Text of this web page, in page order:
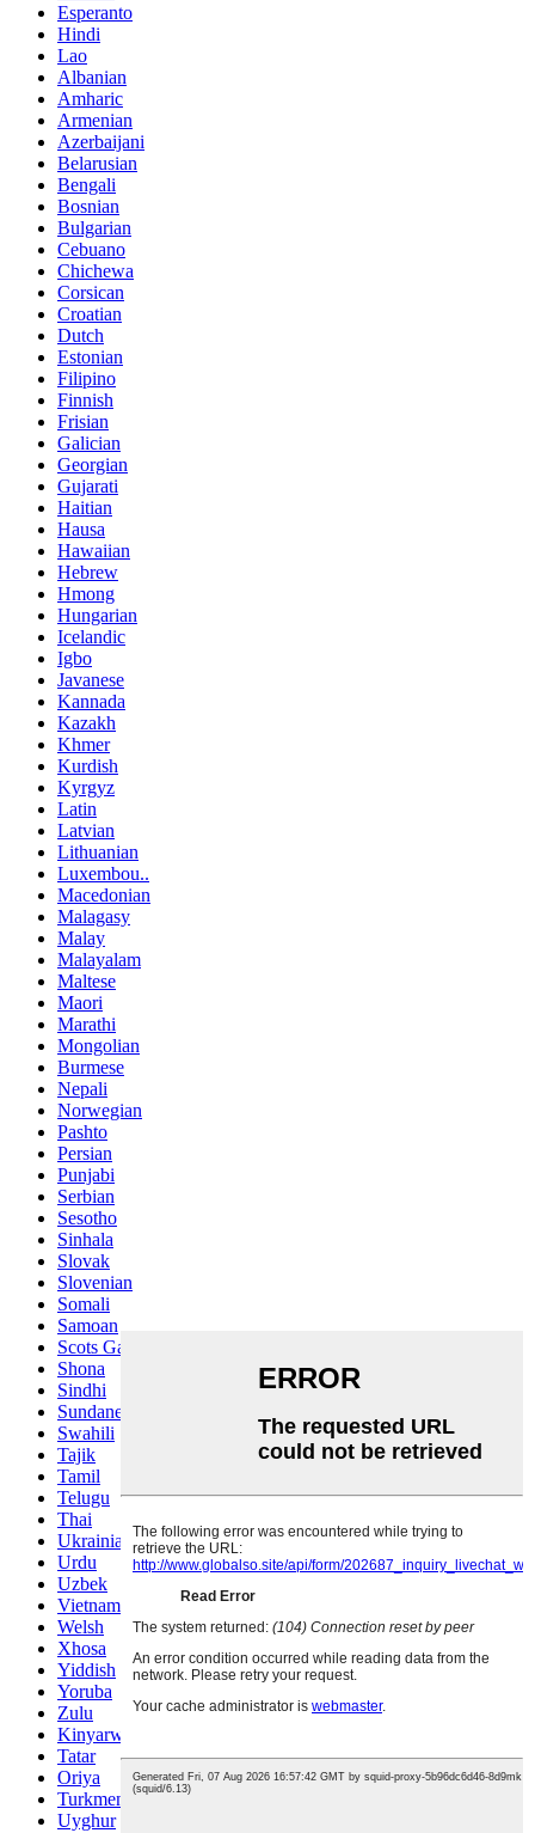
Esperanto
Hindi
Lao
Albanian
Amharic
Armenian
Azerbaijani
Belarusian
Bengali
Bosnian
Bulgarian
Cebuano
Chichewa
Corsican
Croatian
Dutch
Estonian
Filipino
Finnish
Frisian
Galician
Georgian
Gujarati
Haitian
Hausa
Hawaiian
Hebrew
Hmong
Hungarian
Icelandic
Igbo
Javanese
Kannada
Kazakh
Khmer
Kurdish
Kyrgyz
Latin
Latvian
Lithuanian
Luxembou..
Macedonian
Malagasy
Malay
Malayalam
Maltese
Maori
Marathi
Mongolian
Burmese
Nepali
Norwegian
Pashto
Persian
Punjabi
Serbian
Sesotho
Sinhala
Slovak
Slovenian
Somali
Samoan
Scots Gaelic
Shona
Sindhi
Sundanese
Swahili
Tajik
Tamil
Telugu
Thai
Ukrainian
Urdu
Uzbek
Vietnamese
Welsh
Xhosa
Yiddish
Yoruba
Zulu
Kinyarwanda
Tatar
Oriya
Turkmen
Uyghur